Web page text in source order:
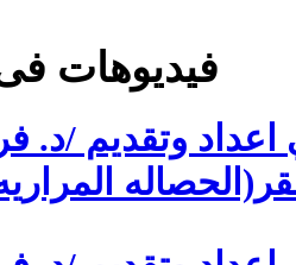
فيديوهات
اعداد وتقديم /د.